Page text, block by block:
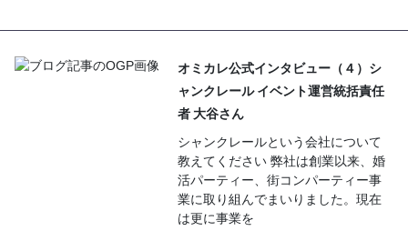
オミカレ公式インタビュー（４）シ
ャンクレール イベント運営統括責任
者 大谷さん
シャンクレールという会社について
教えてください 弊社は創業以来、婚
活パーティー、街コンパーティー事
業に取り組んでまいりました。現在
は更に事業を